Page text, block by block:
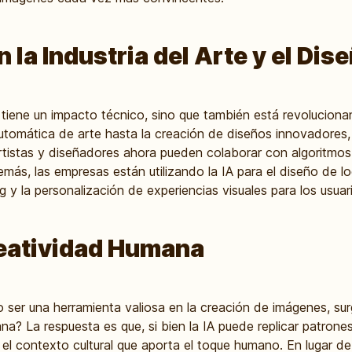
la Industria del Arte y el
un impacto técnico, sino que también está
de arte hasta la creación de diseños
y diseñadores ahora pueden colaborar con
las empresas están utilizando la IA para el diseño de
y la personalización de experiencias visuales para los
Humana
una herramienta valiosa en la creación de imágenes,
La respuesta es que, si bien la IA puede replicar
contexto cultural que aporta el toque humano. En lugar